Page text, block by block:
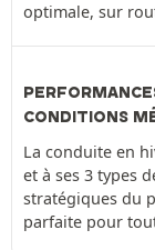
optimale, sur
CONDITIONS
La conduite en
et à ses 3 types
stratégiques du
parfaite pour